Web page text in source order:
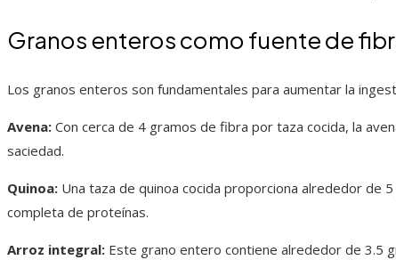
Granos enteros como fuente de
Los granos enteros son fundamentales para aumentar la
Avena: Con cerca de 4 gramos de fibra por taza cocida, la
saciedad.
Quinoa: Una taza de quinoa cocida proporciona alrededor de
completa de proteínas.
Arroz integral: Este grano entero contiene alrededor de 3.5